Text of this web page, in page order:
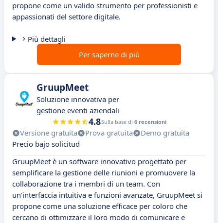
propone come un valido strumento per professionisti e
appassionati del settore digitale.
Più dettagli
Per saperne di più
GruupMeet
Soluzione innovativa per
gestione eventi aziendali
4.8Sulla base di 6 recensioni
Versione gratuita Prova gratuita
Demo gratuita
Precio bajo solicitud
GruupMeet è un software innovativo progettato per
semplificare la gestione delle riunioni e promuovere la
collaborazione tra i membri di un team. Con
un'interfaccia intuitiva e funzioni avanzate, GruupMeet si
propone come una soluzione efficace per coloro che
cercano di ottimizzare il loro modo di comunicare e